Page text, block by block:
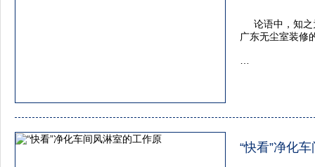
论语中，知
广东无尘室装修
“快看”净化